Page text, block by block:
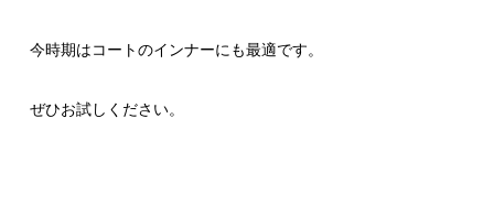
今時期はコートのインナーにも最適です。
ぜひお試しください。